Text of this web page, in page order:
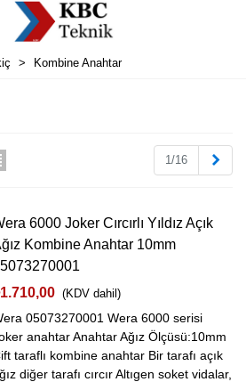
> Kombine Anahtar
1/16
6000 Joker Cırcırlı Yıldız Açık
Kombine Anahtar 10mm
(KDV dahil)
05073270001 Wera 6000 serisi
anahtar Anahtar Ağız Ölçüsü:10mm
taraflı kombine anahtar Bir tarafı açık
diğer tarafı cırcır Altıgen soket vidalar,